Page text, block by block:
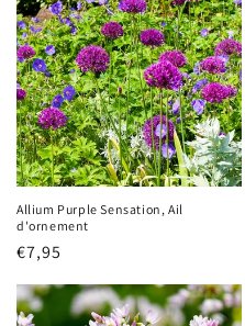
Allium Purple Sensation, Ail
d'ornement
Prix
habituel
€7,95